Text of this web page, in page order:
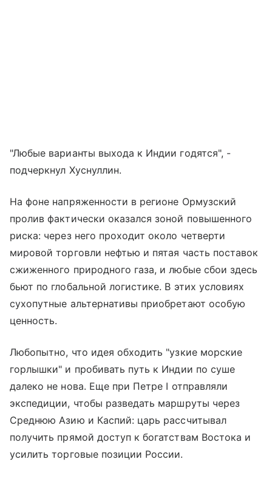
"Любые варианты выхода к Индии годятся", -
подчеркнул Хуснуллин.
На фоне напряженности в регионе Ормузский
пролив фактически оказался зоной повышенного
риска: через него проходит около четверти
мировой торговли нефтью и пятая часть поставок
сжиженного природного газа, и любые сбои здесь
бьют по глобальной логистике. В этих условиях
сухопутные альтернативы приобретают особую
ценность.
Любопытно, что идея обходить "узкие морские
горлышки" и пробивать путь к Индии по суше
далеко не нова. Еще при Петре I отправляли
экспедиции, чтобы разведать маршруты через
Среднюю Азию и Каспий: царь рассчитывал
получить прямой доступ к богатствам Востока и
усилить торговые позиции России.